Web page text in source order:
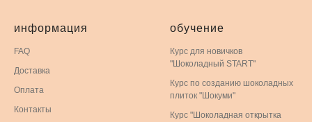
информация
FAQ
Доставка
Оплата
Контакты
обучение
Курс для новичков
"Шоколадный START"
Курс по созданию шоколадных
плиток "Шокуми"
Курс "Шоколадная открытка